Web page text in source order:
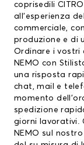
coprisedili
all’esperienza
commerciale,
produzione e di
Ordinare i vostri
NEMO con
una risposta
chat, mail e
momento
spedizione
giorni lavorativi.
NEMO sul